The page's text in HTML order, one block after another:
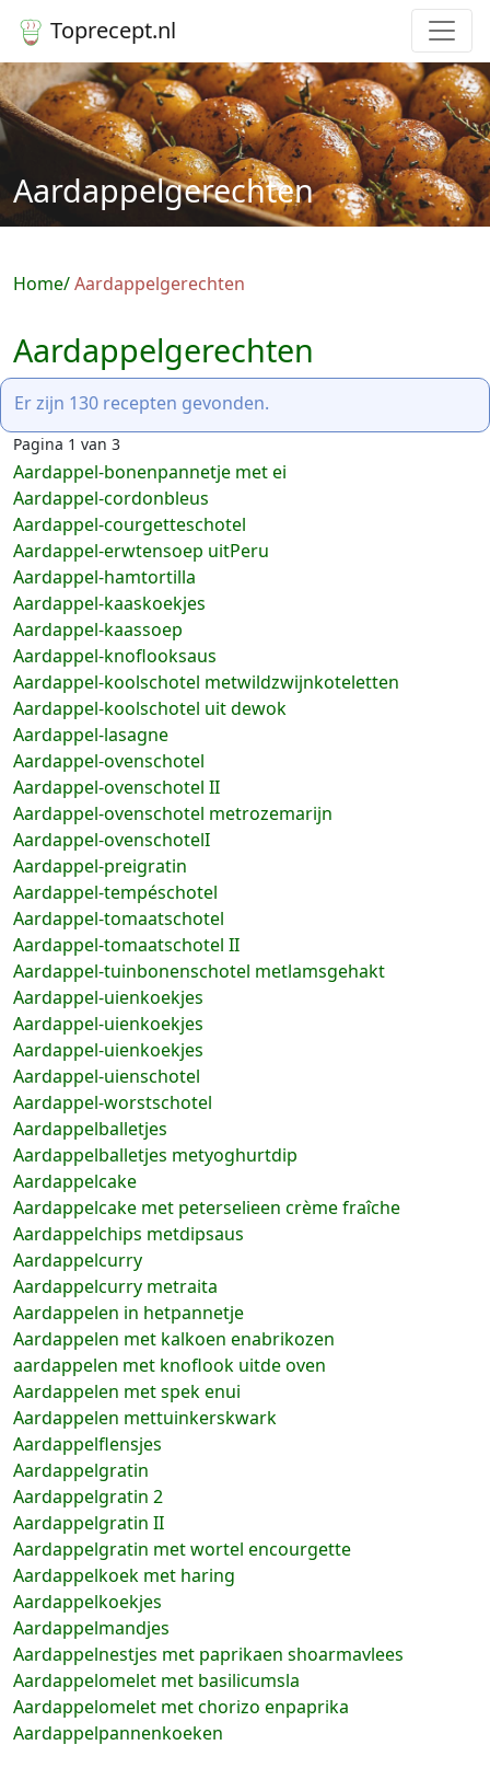
Toprecept.nl
Aardappelgerechten
Home Aardappelgerechten
Aardappelgerechten
Er zijn 130 recepten gevonden.
Pagina 1 van 3
Aardappel-bonenpannetje met ei
Aardappel-cordonbleus
Aardappel-courgetteschotel
Aardappel-erwtensoep uitPeru
Aardappel-hamtortilla
Aardappel-kaaskoekjes
Aardappel-kaassoep
Aardappel-knoflooksaus
Aardappel-koolschotel metwildzwijnkoteletten
Aardappel-koolschotel uit dewok
Aardappel-lasagne
Aardappel-ovenschotel
Aardappel-ovenschotel II
Aardappel-ovenschotel metrozemarijn
Aardappel-ovenschotelI
Aardappel-preigratin
Aardappel-tempéschotel
Aardappel-tomaatschotel
Aardappel-tomaatschotel II
Aardappel-tuinbonenschotel metlamsgehakt
Aardappel-uienkoekjes
Aardappel-uienkoekjes
Aardappel-uienkoekjes
Aardappel-uienschotel
Aardappel-worstschotel
Aardappelballetjes
Aardappelballetjes metyoghurtdip
Aardappelcake
Aardappelcake met peterselieen crème fraîche
Aardappelchips metdipsaus
Aardappelcurry
Aardappelcurry metraita
Aardappelen in hetpannetje
Aardappelen met kalkoen enabrikozen
aardappelen met knoflook uitde oven
Aardappelen met spek enui
Aardappelen mettuinkerskwark
Aardappelflensjes
Aardappelgratin
Aardappelgratin 2
Aardappelgratin II
Aardappelgratin met wortel encourgette
Aardappelkoek met haring
Aardappelkoekjes
Aardappelmandjes
Aardappelnestjes met paprikaen shoarmavlees
Aardappelomelet met basilicumsla
Aardappelomelet met chorizo enpaprika
Aardappelpannenkoeken